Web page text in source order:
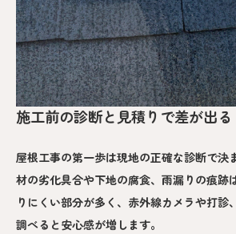
施工前の診断と見積りで差が出る
屋根工事の第一歩は現地の正確な診断で決
材の劣化具合や下地の腐食、雨漏りの痕跡
りにくい部分が多く、赤外線カメラや打診
調べると安心感が増します。